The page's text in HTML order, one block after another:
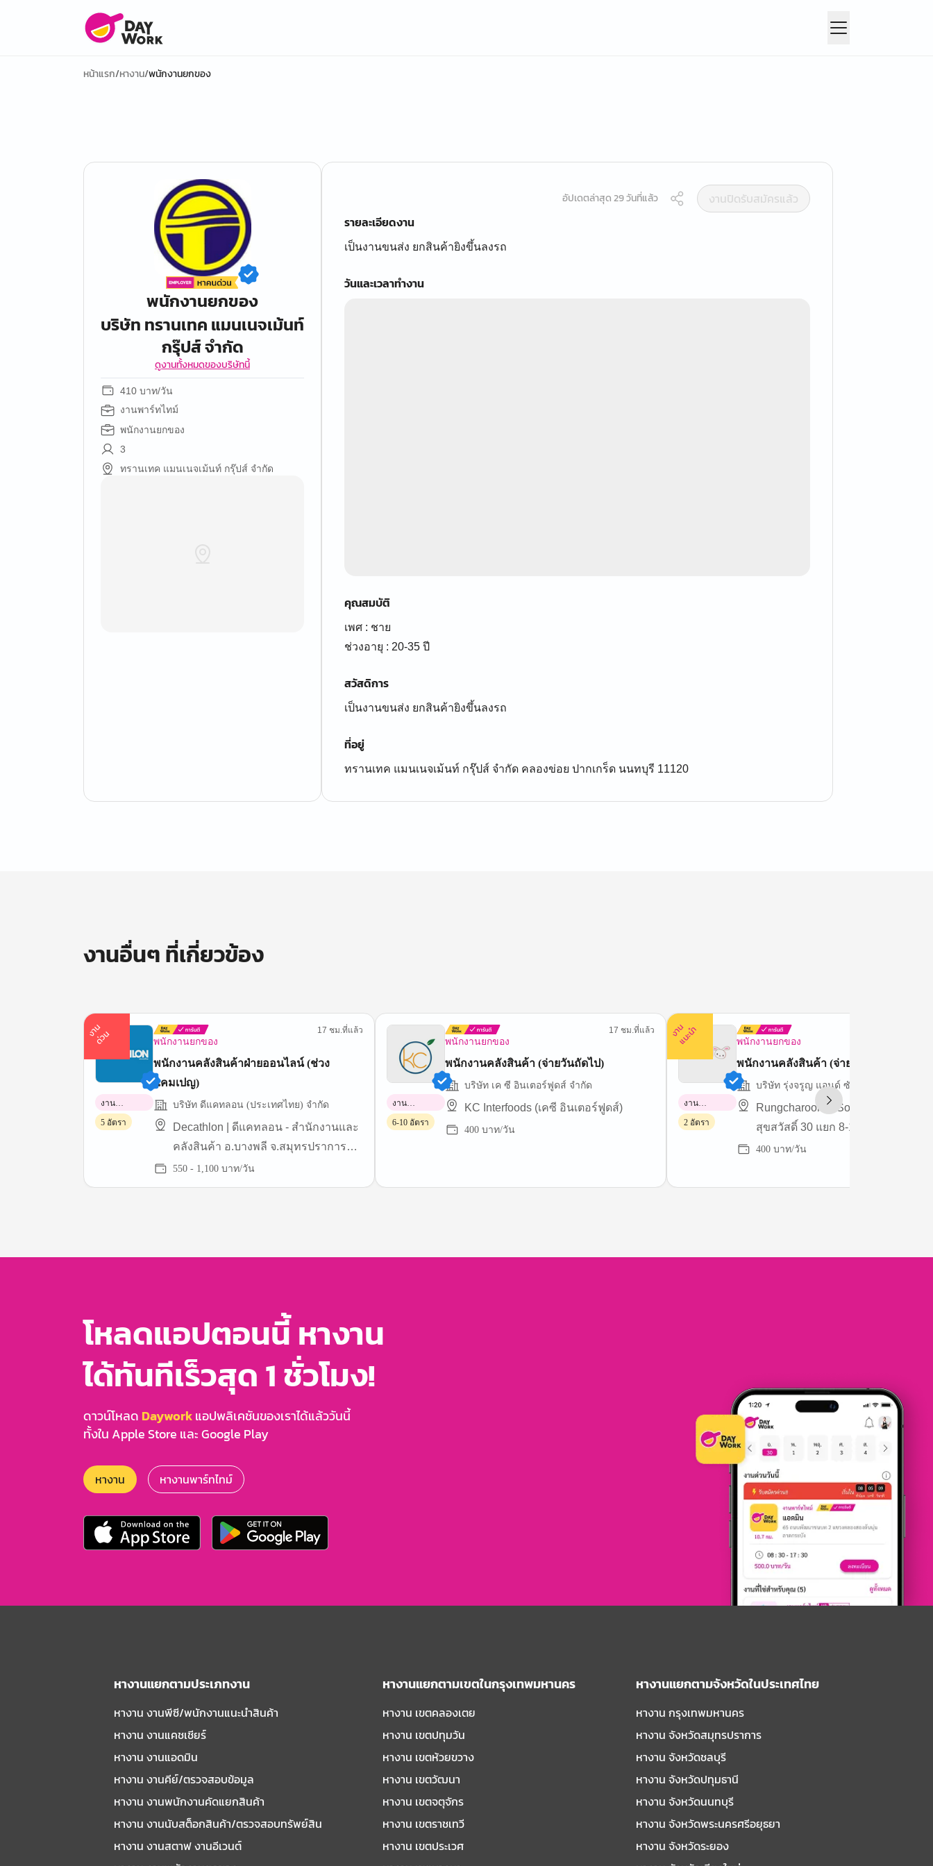
หน้าแรก/หางาน/พนักงานยกของ
พนักงานยกของ
บริษัท ทรานเทค แมนเนจเม้นท์
กรุ๊ปส์ จำกัด
ดูงานทั้งหมดของบริษัทนี้
410 บาท/วัน
งานพาร์ทไทม์
พนักงานยกของ
3
ทรานเทค แมนเนจเม้นท์ กรุ๊ปส์ จำกัด
อัปเดตล่าสุด 29 วันที่แล้ว
งานปิดรับสมัครแล้ว
รายละเอียดงาน
เป็นงานขนส่ง ยกสินค้ายิงขึ้นลงรถ
วันและเวลาทำงาน
คุณสมบัติ
เพศ : ชาย
ช่วงอายุ : 20-35 ปี
สวัสดิการ
เป็นงานขนส่ง ยกสินค้ายิงขึ้นลงรถ
ที่อยู่
ทรานเทค แมนเนจเม้นท์ กรุ๊ปส์ จำกัด คลองข่อย ปากเกร็ด นนทบุรี 11120
งานอื่นๆ ที่เกี่ยวข้อง
ง
า
น
ด่
ว
น พนักงานยกของ
17 ชม.ที่แล้ว
พนักงานคลังสินค้าฝ่ายออนไลน์ (ช่วง
แคมเปญ)
บริษัท ดีแคทลอน (ประเทศไทย) จำกัด
Decathlon | ดีแคทลอน - สำนักงานและ
คลังสินค้า อ.บางพลี จ.สมุทรปราการ
(บางนา กม.19)
550 - 1,100 บาท/วัน
งาน
พาร์ทไทม์
5 อัตรา
พนักงานยกของ
17 ชม.ที่แล้ว
พนักงานคลังสินค้า (จ่ายวันถัดไป)
บริษัท เค ซี อินเตอร์ฟูดส์ จำกัด
KC Interfoods (เคซี อินเตอร์ฟูดส์)
400 บาท/วัน
งาน
พาร์ทไทม์
6-10 อัตรา
ง
า
น
แ
น
ะ
นำ พนักงานยกของ
พนักงานคลังสินค้า (จ่ายวันถัดไป)
บริษัท รุ่งจรูญ แอนด์ ซันส์ จำกัด
Rungcharoon & Sons Co.,Ltd (ซอย
สุขสวัสดิ์ 30 แยก 8-1)
400 บาท/วัน
งาน
พาร์ทไทม์
2 อัตรา
โหลดแอปตอนนี้ หางาน
ได้ทันทีเร็วสุด 1 ชั่วโมง!
ดาวน์โหลด Dayworkแอปพลิเคชันของเราได้แล้ววันนี้
ทั้งใน Apple Store และ Google Play
หางาน หางานพาร์ทไทม์
หางานแยกตามประเภทงาน
หางาน งานพีซี/พนักงานแนะนําสินค้า
หางาน งานแคชเชียร์
หางาน งานแอดมิน
หางาน งานคีย์/ตรวจสอบข้อมูล
หางาน งานพนักงานคัดแยกสินค้า
หางาน งานนับสต็อกสินค้า/ตรวจสอบทรัพย์สิน
หางาน งานสตาฟ งานอีเวนต์
หางานแยกตามเขตในกรุงเทพมหานคร
หางาน เขตคลองเตย
หางาน เขตปทุมวัน
หางาน เขตห้วยขวาง
หางาน เขตวัฒนา
หางาน เขตจตุจักร
หางาน เขตราชเทวี
หางาน เขตประเวศ
หางานแยกตามจังหวัดในประเทศไทย
หางาน กรุงเทพมหานคร
หางาน จังหวัดสมุทรปราการ
หางาน จังหวัดชลบุรี
หางาน จังหวัดปทุมธานี
หางาน จังหวัดนนทบุรี
หางาน จังหวัดพระนครศรีอยุธยา
หางาน จังหวัดระยอง